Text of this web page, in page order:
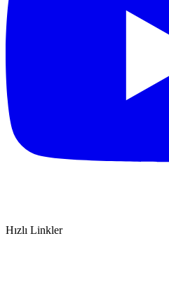
Hızlı Linkler